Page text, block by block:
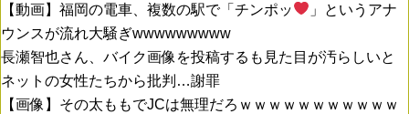
【動画】福岡の電車、複数の駅で「チンポッ
」というアナ
ウンスが流れ大騒ぎwwwwwwwww
長瀬智也さん、バイク画像を投稿するも見た目が汚らしいと
ネットの女性たちから批判…謝罪
【画像】その太ももでJCは無理だろｗｗｗｗｗｗｗｗｗｗｗ